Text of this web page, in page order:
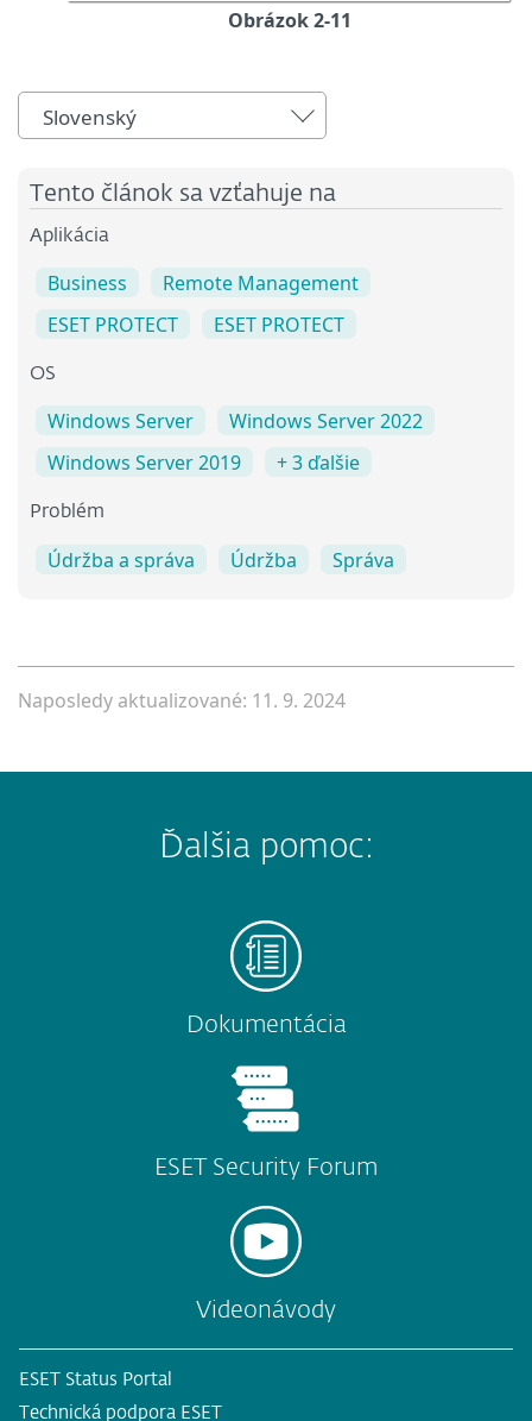
Obrázok 2-11
Slovenský
Tento článok sa vzťahuje na
Aplikácia
Business
Remote Management
ESET PROTECT
ESET PROTECT
OS
Windows Server
Windows Server 2022
Windows Server 2019
+ 3 ďalšie
Problém
Údržba a správa Údržba Správa
Naposledy aktualizované: 11. 9. 2024
Ďalšia pomoc:
Dokumentácia
ESET Security Forum
Videonávody
ESET Status Portal
Technická podpora ESET